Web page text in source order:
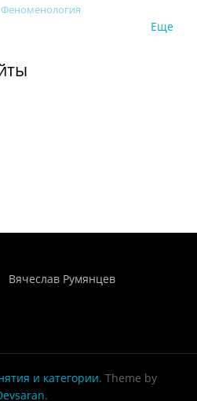
Феноменология
Еще
Вячеслав Румянцев
и категории. Theme by
.